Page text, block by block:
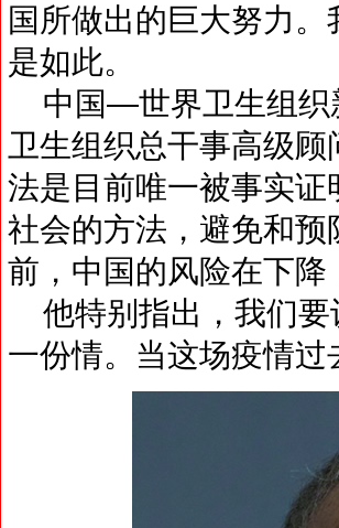
国所做出的巨大努力
是如此。
中国—世界卫生组织
卫生组织总干事高级
法是目前唯一被事实
社会的方法，避免和
前，中国的风险在下
他特别指出，我们要
一份情。当这场疫情